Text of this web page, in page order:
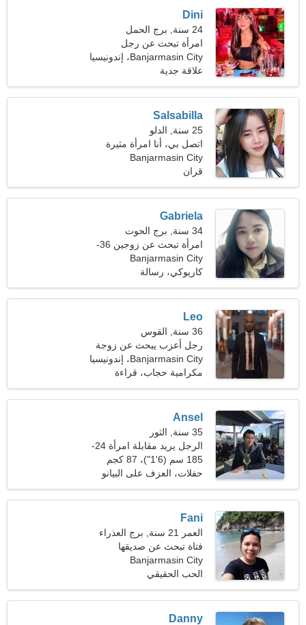
Dini
24 سنة, برج الحمل
امرأة تبحث عن رجل
Banjarmasin City، إندونيسيا
علاقة جدية
Salsabilla
25 سنة, الدلو
اتصل بي، أنا امرأة مثيرة
للاهتمام
Banjarmasin City
قران
Gabriela
34 سنة, برج الحوت
امرأة تبحث عن زوجين 36-
43
Banjarmasin City
كاريوكي، رسالة
Leo
36 سنة, القوس
رجل أعزب يبحث عن زوجة
Banjarmasin City، إندونيسيا
مكرامية حجاب، قراءة
Ansel
35 سنة, الثور
الرجل يريد مقابلة امرأة 24-
31
185 سم (6'1")، 87 كجم
(191 رطلا)
حفلات، العزف على البيانو
Fani
العمر 21 سنة, برج العذراء
فتاة تبحث عن صديقها
Banjarmasin City
الحب الحقيقي
Danny